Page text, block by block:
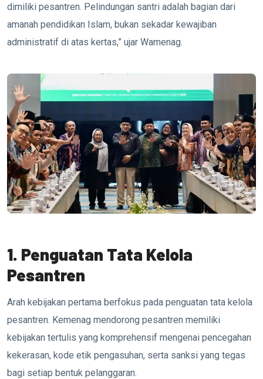
dimiliki pesantren. Pelindungan santri adalah bagian dari
amanah pendidikan Islam, bukan sekadar kewajiban
administratif di atas kertas,” ujar Wamenag.
1. Penguatan Tata Kelola
Pesantren
Arah kebijakan pertama berfokus pada penguatan tata kelola
pesantren. Kemenag mendorong pesantren memiliki
kebijakan tertulis yang komprehensif mengenai pencegahan
kekerasan, kode etik pengasuhan, serta sanksi yang tegas
bagi setiap bentuk pelanggaran.